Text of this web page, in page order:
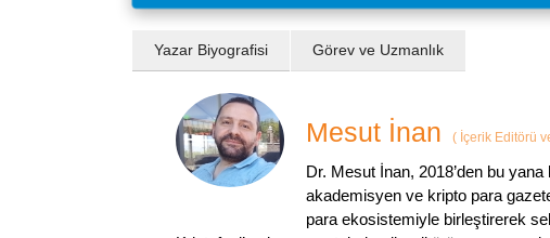
Yazar Biyografisi Görev ve Uzmanlık
Mesut İnan ( İçerik Editörü
Dr. Mesut İnan, 2018’den bu
akademisyen ve kripto para
para ekosistemiyle birleştirerek